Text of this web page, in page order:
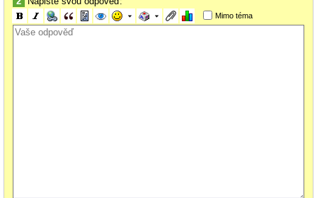
Mimo téma